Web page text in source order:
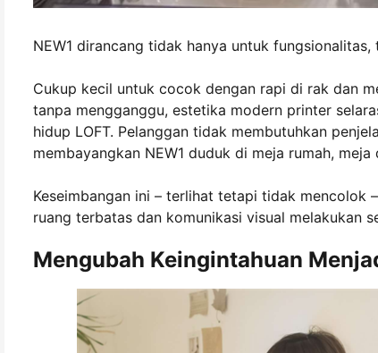
NEW1 dirancang tidak hanya untuk
Cukup kecil untuk cocok dengan rapi di rak dan
tanpa mengganggu, estetika modern printer
hidup LOFT. Pelanggan tidak membutuhkan
membayangkan NEW1 duduk di meja rumah,
Keseimbangan ini – terlihat tetapi tidak mencolok
ruang terbatas dan komunikasi visual melakukan
Mengubah Keingintahuan